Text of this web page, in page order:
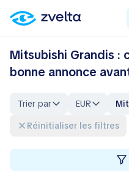
Mitsubishi Grandis :
bonne annonce
Trier par EUR
Réinitialiser les filtres